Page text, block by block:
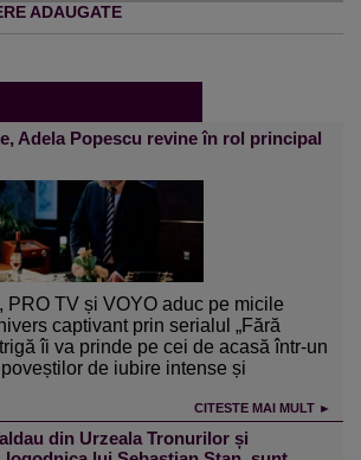
ADAUGATE
Adela Popescu revine în rol principal
PRO TV și VOYO aduc pe micile
captivant prin serialul „Fără
îi va prinde pe cei de acasă într-un
de iubire intense și
CITESTE MAI MULT ►
din Urzeala Tronurilor și